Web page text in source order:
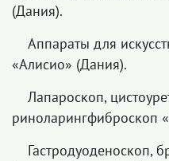
(Дания).
Аппараты для
«Алисио» (Дания).
Лапароскоп,
риноларингфиброскоп
Гастродуоденоскоп,